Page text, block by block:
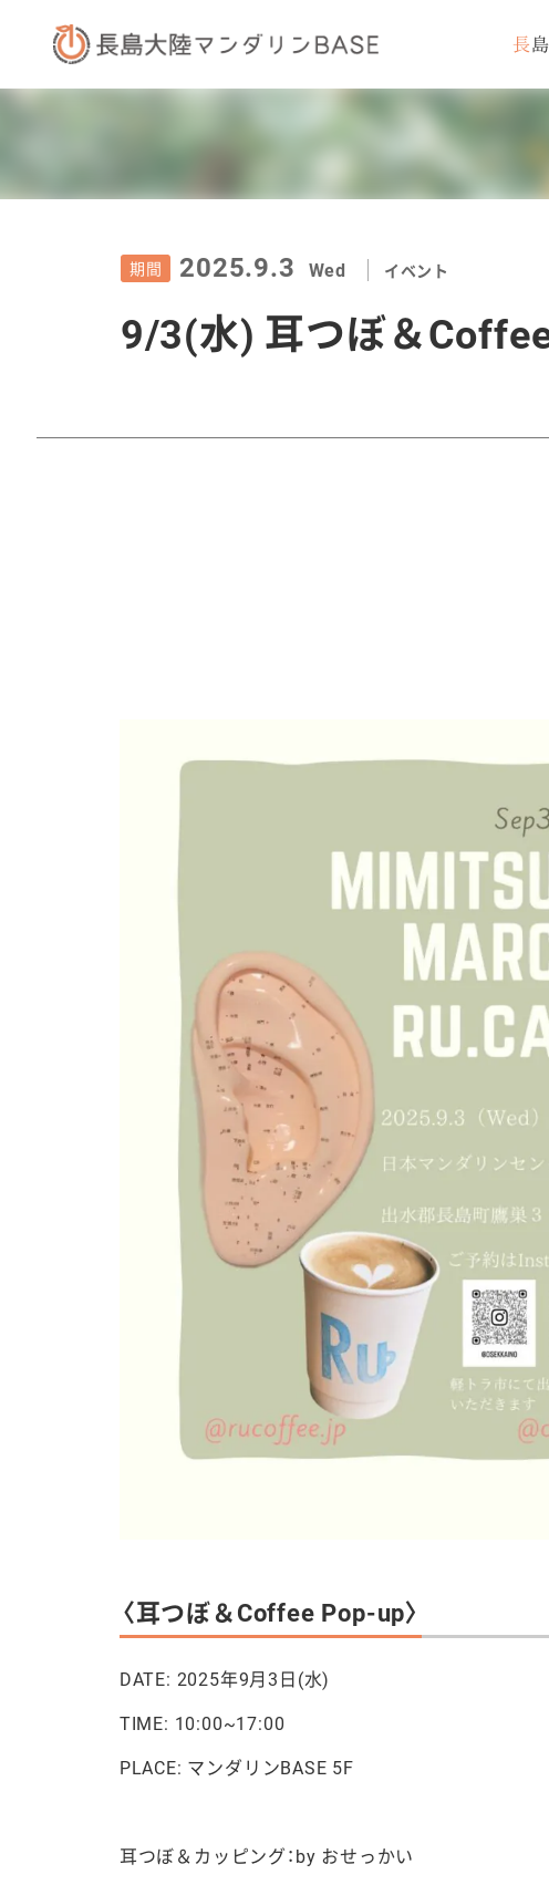
期間 2025.9.3 Wed イベント
9/3(水) 耳つぼ＆
〈耳つぼ＆Coffee Pop-up〉
DATE: 2025年9月3日(水)
TIME: 10:00~17:00
PLACE: マンダリンBASE 5F
耳つぼ＆カッピング：by おせっかい